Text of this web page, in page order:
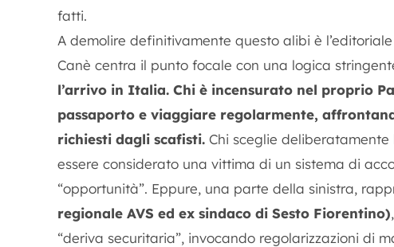
fatti.
A demolire definitivamente questo alibi è
Canè centra il punto focale con una logica
l’arrivo in Italia. Chi è incensurato nel proprio
passaporto e viaggiare regolarmente,
richiesti dagli scafisti. Chi sceglie
essere considerato una vittima di un sistema di
“opportunità”. Eppure, una parte della sinistra,
regionale AVS ed ex sindaco di Sesto Fiorentino)
“deriva securitaria”, invocando regolarizzazioni di